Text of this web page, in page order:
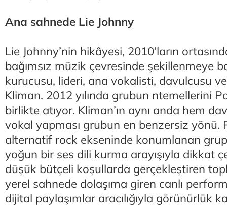
Ana sahnede Lie Johnny
Lie Johnny’nin hikâyesi, 2010’ların
bağımsız müzik çevresinde şekillenmeye
kurucusu, lideri, ana vokalisti, davulcusu
Kliman. 2012 yılında grubun ntemellerini
birlikte atıyor. Kliman’ın aynı anda hem
vokal yapması grubun en benzersiz yönü.
alternatif rock ekseninde konumlanan
yoğun bir ses dili kurma arayışıyla dikkat
düşük bütçeli koşullarda gerçekleştiren
yerel sahnede dolaşıma giren canlı
dijital paylaşımlar aracılığıyla görünürlük